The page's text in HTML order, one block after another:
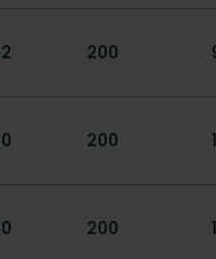
200
200
200